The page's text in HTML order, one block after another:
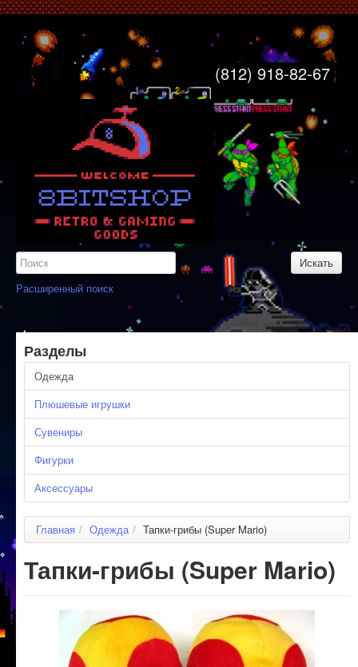
8bitshop
Главная
Свяжитесь с нами
Узнайте больше
Карта сайта
Регистрация
(812) 918-82-67
Расширенный поиск
Разделы
Одежда
Плюшевые игрушки
Сувениры
Фигурки
Аксессуары
Главная / Одежда / Тапки-грибы (Super Mario)
Тапки-грибы (Super Mario)